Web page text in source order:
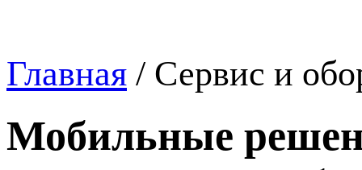
Главная / Сервис и
Мобильные